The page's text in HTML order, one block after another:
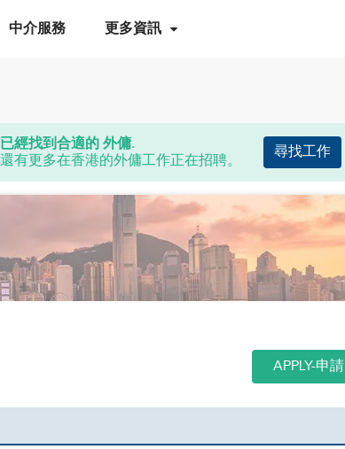
中介服務 更多資訊
經找到合適的 外傭.
有更多在香港的外傭工作正在招聘。
尋找工作
APPLY-申請